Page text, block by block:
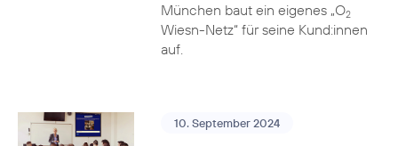
München baut ein eigenes „O2
Wiesn-Netz“ für seine Kund:innen
auf.
10. September 2024